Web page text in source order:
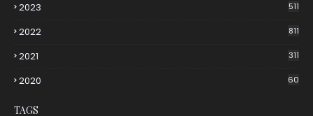
2023 511
2022 811
2021 311
2020 60
TAGS